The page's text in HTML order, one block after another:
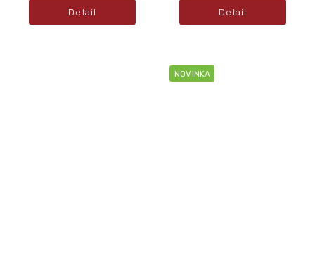
Detail Detail
NOVINKA